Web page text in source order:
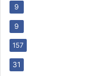
9
9
157
31